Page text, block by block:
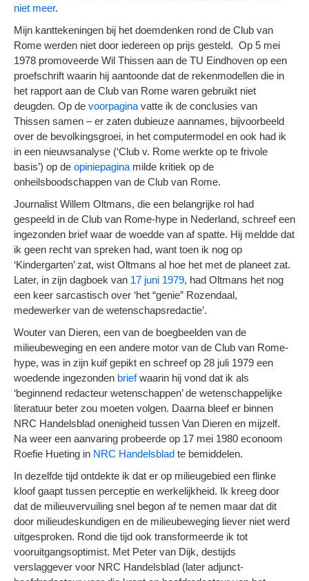
niet meer.
Mijn kanttekeningen bij het doemdenken rond de Club van
Rome werden niet door iedereen op prijs gesteld. Op 5 mei
1978 promoveerde Wil Thissen aan de TU Eindhoven op een
proefschrift waarin hij aantoonde dat de rekenmodellen die in
het rapport aan de Club van Rome waren gebruikt niet
deugden. Op de voorpagina vatte ik de conclusies van
Thissen samen – er zaten dubieuze aannames, bijvoorbeeld
over de bevolkingsgroei, in het computermodel en ook had ik
in een nieuwsanalyse (‘Club v. Rome werkte op te frivole
basis’) op de opiniepagina milde kritiek op de
onheilsboodschappen van de Club van Rome.
Journalist Willem Oltmans, die een belangrijke rol had
gespeeld in de Club van Rome-hype in Nederland, schreef een
ingezonden brief waar de woedde van af spatte. Hij meldde dat
ik geen recht van spreken had, want toen ik nog op
‘Kindergarten’ zat, wist Oltmans al hoe het met de planeet zat.
Later, in zijn dagboek van 17 juni 1979, had Oltmans het nog
een keer sarcastisch over ‘het “genie” Rozendaal,
medewerker van de wetenschapsredactie’.
Wouter van Dieren, een van de boegbeelden van de
milieubeweging en een andere motor van de Club van Rome-
hype, was in zijn kuif gepikt en schreef op 28 juli 1979 een
woedende ingezonden briefwaarin hij vond dat ik als
‘beginnend redacteur wetenschappen’ de wetenschappelijke
literatuur beter zou moeten volgen. Daarna bleef er binnen
NRC Handelsblad onenigheid tussen Van Dieren en mijzelf.
Na weer een aanvaring probeerde op 17 mei 1980 econoom
Roefie Hueting in NRC Handelsblad te bemiddelen.
In dezelfde tijd ontdekte ik dat er op milieugebied een flinke
kloof gaapt tussen perceptie en werkelijkheid. Ik kreeg door
dat de milieuvervuiling snel begon af te nemen maar dat dit
door milieudeskundigen en de milieubeweging liever niet werd
uitgesproken. Rond die tijd ook transformeerde ik tot
vooruitgangsoptimist. Met Peter van Dijk, destijds
verslaggever voor NRC Handelsblad (later adjunct-